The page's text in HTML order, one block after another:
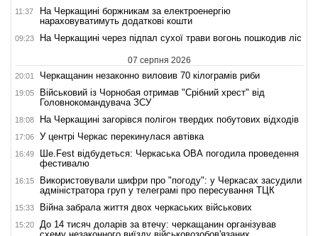
11:37
На Черкащині боржникам за електроенергію
нараховуватимуть додаткові кошти
09:23 На Черкащині через підпал сухої трави вогонь пошкодив ліс
07 серпня 2026
20:01 Черкащанин незаконно виловив 70 кілограмів риби
19:05
Військовий із Чорнобая отримав "Срібний хрест" від
Головнокомандувача ЗСУ
18:08 На Черкащині загорівся полігон твердих побутових відходів
17:06 У центрі Черкас перекинулася автівка
16:49
Ше.Fest відбудеться: Черкаська ОВА погодила проведення
фестивалю
16:15
Використовували шифри про "погоду": у Черкасах засудили
адміністратора груп у телеграмі про пересування ТЦК
15:33 Війна забрала життя двох черкаських військових
15:20
До 14 тисяч доларів за втечу: черкащанин організував